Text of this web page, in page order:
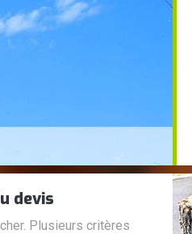
devis
Plusieurs critères